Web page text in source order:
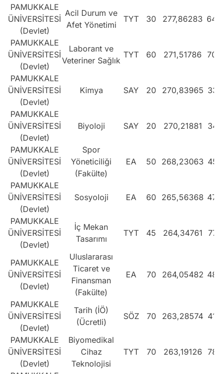
PAMUKKALE
ÜNİVERSİTESİ
(Devlet)
Acil Durum ve
Afet Yönetimi
TYT 30 277,86283
PAMUKKALE
ÜNİVERSİTESİ
(Devlet)
Laborant ve
Veteriner Sağlık
TYT 60 271,51786
PAMUKKALE
ÜNİVERSİTESİ
(Devlet)
Kimya SAY 20 270,83965
PAMUKKALE
ÜNİVERSİTESİ
(Devlet)
Biyoloji SAY 20 270,21881
PAMUKKALE
ÜNİVERSİTESİ
(Devlet)
Spor
Yöneticiliği
(Fakülte)
EA 50 268,23063
PAMUKKALE
ÜNİVERSİTESİ
(Devlet)
Sosyoloji EA 60 265,56368
PAMUKKALE
ÜNİVERSİTESİ
(Devlet)
İç Mekan
Tasarımı
TYT 45 264,34761
PAMUKKALE
ÜNİVERSİTESİ
(Devlet)
Uluslararası
Ticaret ve
Finansman
(Fakülte)
EA 70 264,05482
PAMUKKALE
ÜNİVERSİTESİ
(Devlet)
Tarih (İÖ)
(Ücretli)
SÖZ 70 263,28574
PAMUKKALE
ÜNİVERSİTESİ
(Devlet)
Biyomedikal
Cihaz
Teknolojisi
TYT 70 263,19126